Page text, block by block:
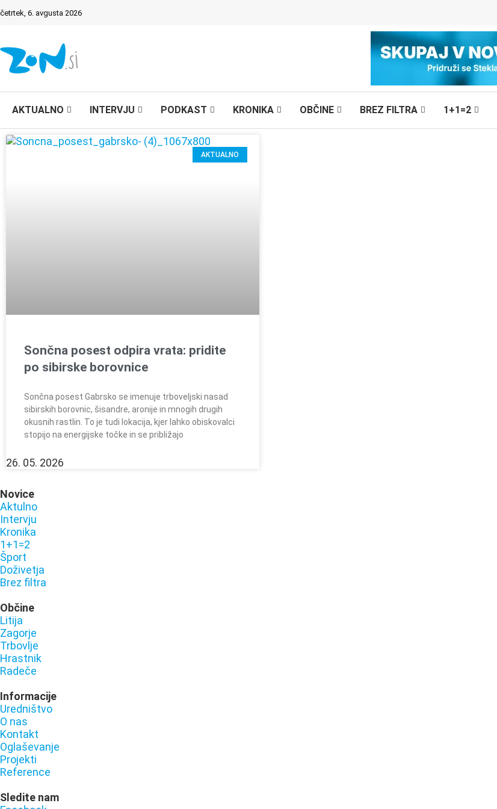
četrtek, 6. avgusta 2026
AKTUALNO INTERVJU PODKAST KRONIKA OBČINE BREZ FILTRA 1+1=2
AKTUALNO
Sončna posest odpira vrata: pridite
po sibirske borovnice
Sončna posest Gabrsko se imenuje trboveljski nasad
sibirskih borovnic, šisandre, aronije in mnogih drugih
okusnih rastlin. To je tudi lokacija, kjer lahko obiskovalci
stopijo na energijske točke in se približajo
26. 05. 2026
Novice
Aktulno
Intervju
Kronika
1+1=2
Šport
Doživetja
Brez filtra
Občine
Litija
Zagorje
Trbovlje
Hrastnik
Radeče
Informacije
Uredništvo
O nas
Kontakt
Oglaševanje
Projekti
Reference
Sledite nam